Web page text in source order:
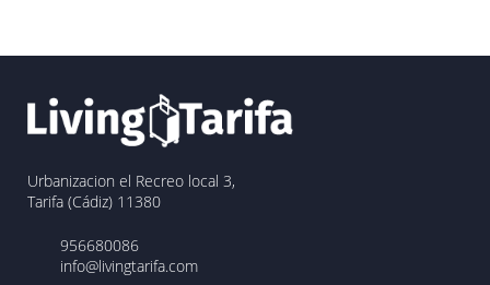
Urbanizacion el Recreo local 3,
Tarifa (Cádiz) 11380
956680086
info@livingtarifa.com